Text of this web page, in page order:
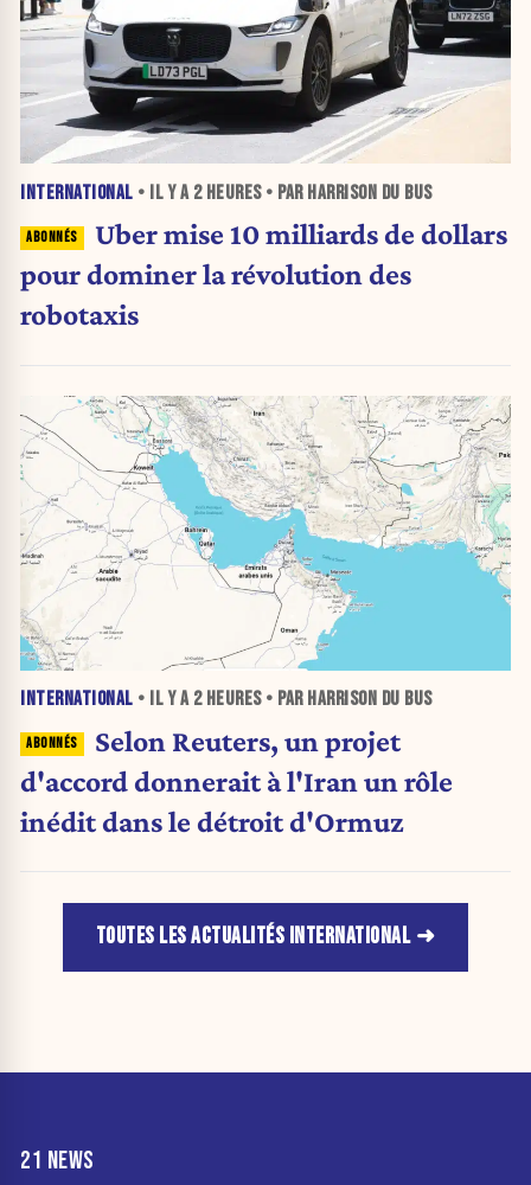
INTERNATIONAL • IL Y A 2 HEURES• PAR HARRISON DU BUS
Uber mise 10 milliards de dollars
pour dominer la révolution des
robotaxis
INTERNATIONAL • IL Y A 2 HEURES• PAR HARRISON DU BUS
Selon Reuters, un projet
d'accord donnerait à l'Iran un rôle
inédit dans le détroit d'Ormuz
TOUTES LES ACTUALITÉS INTERNATIONAL
21 NEWS